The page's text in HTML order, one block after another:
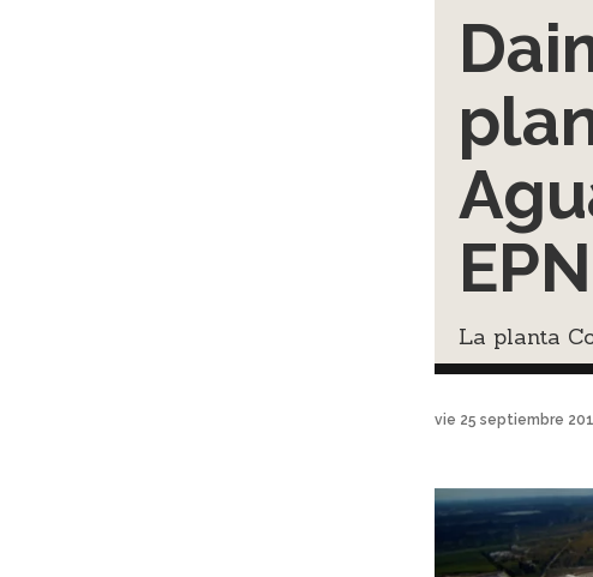
EPN
La planta
vie 25 septiembre